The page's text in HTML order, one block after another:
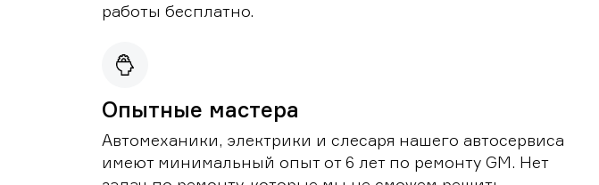
работы бесплатно.
Опытные мастера
Автомеханики, электрики и слесаря нашего автосервиса
имеют минимальный опыт от 6 лет по ремонту GM. Нет